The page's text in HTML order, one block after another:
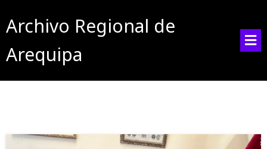
Archivo Regional de
Arequipa